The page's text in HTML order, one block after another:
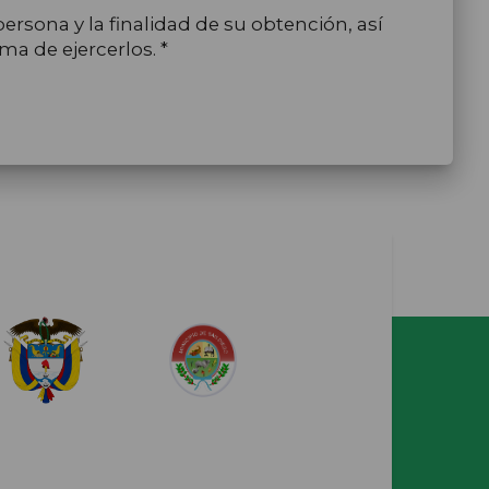
y la finalidad de su obtención, así
de ejercerlos. *